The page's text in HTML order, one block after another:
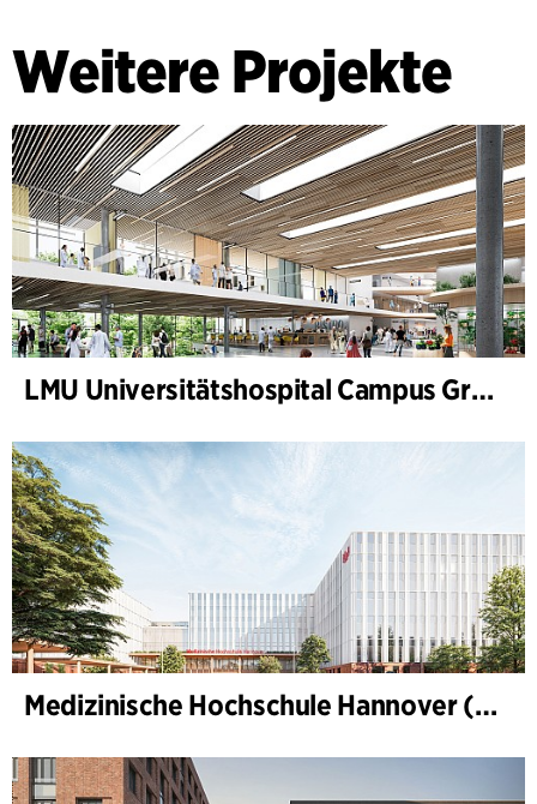
Weitere Projekte
LMU Universitätshospital Campus Großhadern
Medizinische Hochschule Hannover (MHH)